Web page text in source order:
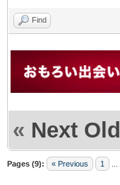
Find
« Next
Pages (9): « Previous 1